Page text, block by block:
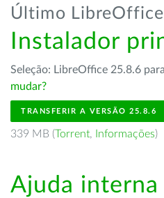
Último LibreOffice
Instalador
Seleção: LibreOffice 25.8.6
mudar?
TRANSFERIR A VERSÃO 25.8.6
339 MB (Torrent, Informações)
Ajuda interna